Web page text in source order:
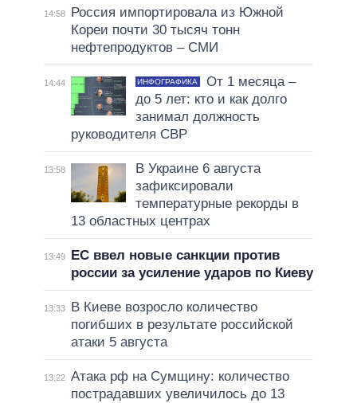
14:58
Россия импортировала из Южной
Кореи почти 30 тысяч тонн
нефтепродуктов – СМИ
14:44 ИНФОГРАФИКА
От 1 месяца –
до 5 лет: кто и как долго
занимал должность
руководителя СВР
13:58
В Украине 6 августа
зафиксировали
температурные рекорды в
13 областных центрах
13:49
ЕС ввел новые санкции против
россии за усиление ударов по Киеву
13:33
В Киеве возросло количество
погибших в результате российской
атаки 5 августа
13:22 Атака рф на Сумщину: количество
пострадавших увеличилось до 13